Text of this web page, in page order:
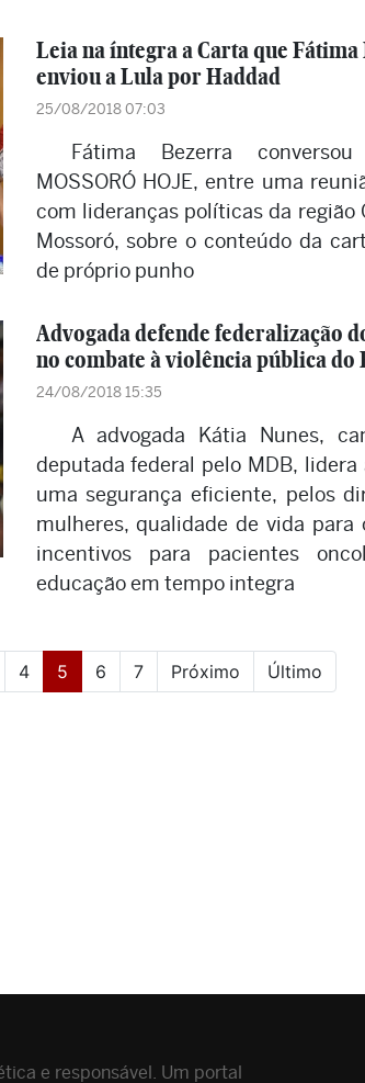
Leia na íntegra a Carta que Fátima
enviou a Lula por Haddad
25/08/2018 07:03
Fátima Bezerra
MOSSORÓ HOJE, entre uma
com lideranças políticas da região
Mossoró, sobre o conteúdo da
de próprio punho
Advogada defende federalização
no combate à violência pública do
24/08/2018 15:35
A advogada Kátia Nunes,
deputada federal pelo MDB,
uma segurança eficiente, pelos
mulheres, qualidade de vida para
incentivos para pacientes
educação em tempo integra
4 5 (current)
6 7 Próximo Último
e responsável. Um portal